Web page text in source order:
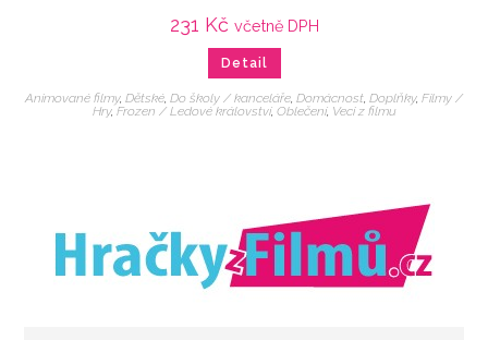
231 Kč včetně DPH
Detail
Animované filmy, Dětské, Do školy / kanceláře, Domácnost, Doplňky, Filmy /
Hry, Frozen / Ledové království, Oblečení, Veci z filmu